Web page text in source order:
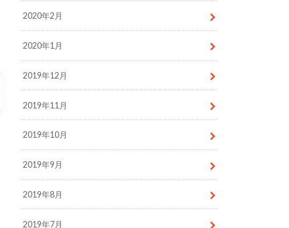
2020年2月
2020年1月
2019年12月
2019年11月
2019年10月
2019年9月
2019年8月
2019年7月